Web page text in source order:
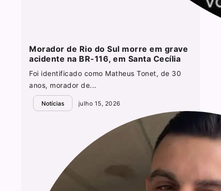
Morador de Rio do Sul morre em grave
acidente na BR-116, em Santa Cecília
Foi identificado como Matheus Tonet, de 30
anos, morador de...
Notícias julho 15, 2026